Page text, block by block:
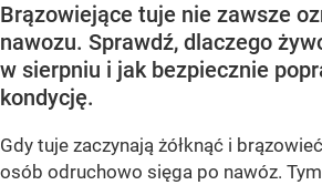
Brązowiejące tuje nie zawsze
nawozu. Sprawdź, dlaczego
w sierpniu i jak bezpiecznie
kondycję.
Gdy tuje zaczynają żółknąć i
osób odruchowo sięga po nawóz.